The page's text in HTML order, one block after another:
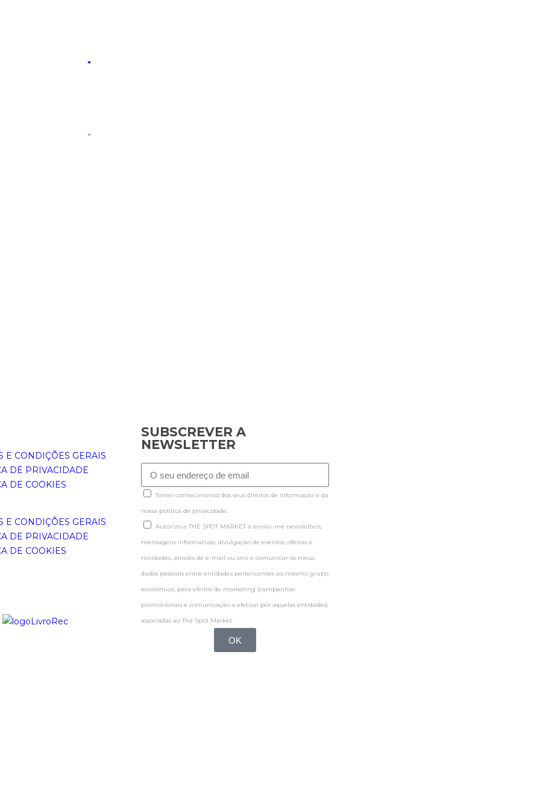
E CONDIÇÕES GERAIS
DE PRIVACIDADE
DE COOKIES
E CONDIÇÕES GERAIS
DE PRIVACIDADE
DE COOKIES
SUBSCREVER A
NEWSLETTER
Tomei conhecimento dos seus direitos de informação e da
nossa politica de privacidade.
Autorizo a THE SPOT MARKET a enviar-me newsletters,
mensagens informativas, divulgação de eventos, ofertas e
novidades, através de e-mail ou sms e comunicar os meus
dados pessoais entre entidades pertencentes ao mesmo grupo
económico, para efeitos de marketing (campanhas
promocionais e comunicação a efetuar por aquelas entidades)
associadas ao The Spot Market.
OK